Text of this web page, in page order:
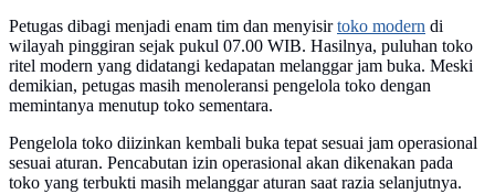
Petugas dibagi menjadi enam tim dan menyisirtoko modern di
wilayah pinggiran sejak pukul 07.00 WIB. Hasilnya, puluhan toko
ritel modern yang didatangi kedapatan melanggar jam buka. Meski
demikian, petugas masih menoleransi pengelola toko dengan
memintanya menutup toko sementara.
Pengelola toko diizinkan kembali buka tepat sesuai jam operasional
sesuai aturan. Pencabutan izin operasional akan dikenakan pada
toko yang terbukti masih melanggar aturan saat razia selanjutnya.